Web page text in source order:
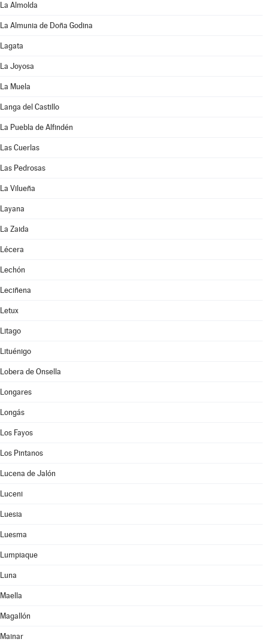
La Almolda
La Almunia de Doña Godina
Lagata
La Joyosa
La Muela
Langa del Castillo
La Puebla de Alfindén
Las Cuerlas
Las Pedrosas
La Vilueña
Layana
La Zaida
Lécera
Lechón
Leciñena
Letux
Litago
Lituénigo
Lobera de Onsella
Longares
Longás
Los Fayos
Los Pintanos
Lucena de Jalón
Luceni
Luesia
Luesma
Lumpiaque
Luna
Maella
Magallón
Mainar